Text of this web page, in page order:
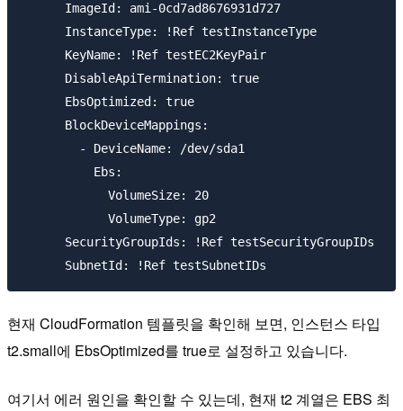
      ImageId: ami-0cd7ad8676931d727
      InstanceType: !Ref testInstanceType
      KeyName: !Ref testEC2KeyPair
      DisableApiTermination: true
      EbsOptimized: true
      BlockDeviceMappings:
        - DeviceName: /dev/sda1
          Ebs:
            VolumeSize: 20
            VolumeType: gp2
      SecurityGroupIds: !Ref testSecurityGroupIDs
현재 CloudFormation 템플릿을 확인해 보면, 인스턴스 타입
t2.small에 EbsOptimized를 true로 설정하고 있습니다.
여기서 에러 원인을 확인할 수 있는데, 현재 t2 계열은 EBS 최